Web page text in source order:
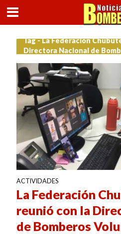
Tag - La Federación
Directora Nacional de
ACTIVIDADES
La Federación
reunió con la
de Bomberos